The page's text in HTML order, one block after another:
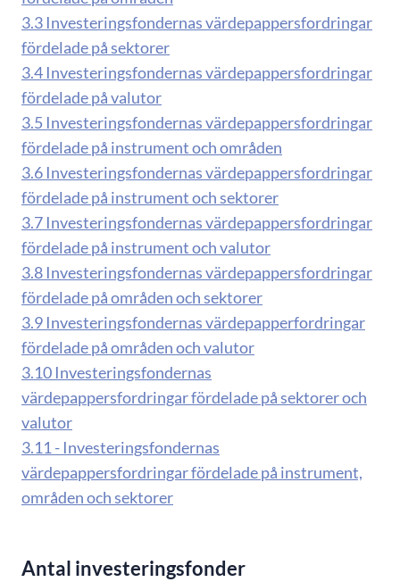
3.3 Investeringsfondernas värdepappersfordringar
fördelade på sektorer
3.4 Investeringsfondernas värdepappersfordringar
fördelade på valutor
3.5 Investeringsfondernas värdepappersfordringar
fördelade på instrument och områden
3.6 Investeringsfondernas värdepappersfordringar
fördelade på instrument och sektorer
3.7 Investeringsfondernas värdepappersfordringar
fördelade på instrument och valutor
3.8 Investeringsfondernas värdepappersfordringar
fördelade på områden och sektorer
3.9 Investeringsfondernas värdepapperfordringar
fördelade på områden och valutor
3.10 Investeringsfondernas
värdepappersfordringar fördelade på sektorer och
valutor
3.11 - Investeringsfondernas
värdepappersfordringar fördelade på instrument,
områden och sektorer
Antal investeringsfonder